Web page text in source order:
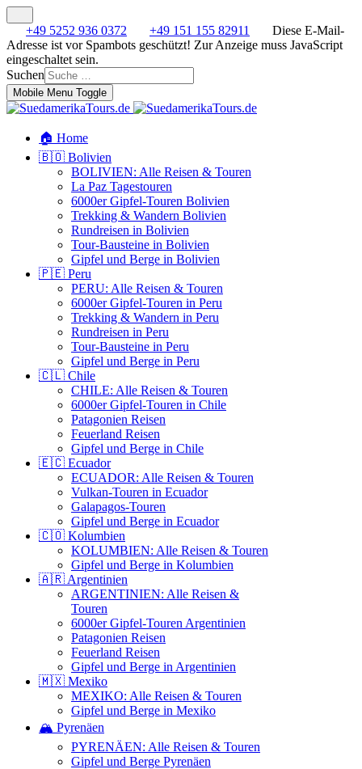
+49 5252 936 0372 +49 151 155 82911
Diese E-Mail-
Adresse ist vor Spambots geschützt! Zur Anzeige muss JavaScript
eingeschaltet sein.
Suchen
Mobile Menu Toggle
🏠 Home
🇧🇴 Bolivien
BOLIVIEN: Alle Reisen & Touren
La Paz Tagestouren
6000er Gipfel-Touren Bolivien
Trekking & Wandern Bolivien
Rundreisen in Bolivien
Tour-Bausteine in Bolivien
Gipfel und Berge in Bolivien
🇵🇪 Peru
PERU: Alle Reisen & Touren
6000er Gipfel-Touren in Peru
Trekking & Wandern in Peru
Rundreisen in Peru
Tour-Bausteine in Peru
Gipfel und Berge in Peru
🇨🇱 Chile
CHILE: Alle Reisen & Touren
6000er Gipfel-Touren in Chile
Patagonien Reisen
Feuerland Reisen
Gipfel und Berge in Chile
🇪🇨 Ecuador
ECUADOR: Alle Reisen & Touren
Vulkan-Touren in Ecuador
Galapagos-Touren
Gipfel und Berge in Ecuador
🇨🇴 Kolumbien
KOLUMBIEN: Alle Reisen & Touren
Gipfel und Berge in Kolumbien
🇦🇷 Argentinien
ARGENTINIEN: Alle Reisen &
Touren
6000er Gipfel-Touren Argentinien
Patagonien Reisen
Feuerland Reisen
Gipfel und Berge in Argentinien
🇲🇽 Mexiko
MEXIKO: Alle Reisen & Touren
Gipfel und Berge in Mexiko
🏔️ Pyrenäen
PYRENÄEN: Alle Reisen & Touren
Gipfel und Berge Pyrenäen